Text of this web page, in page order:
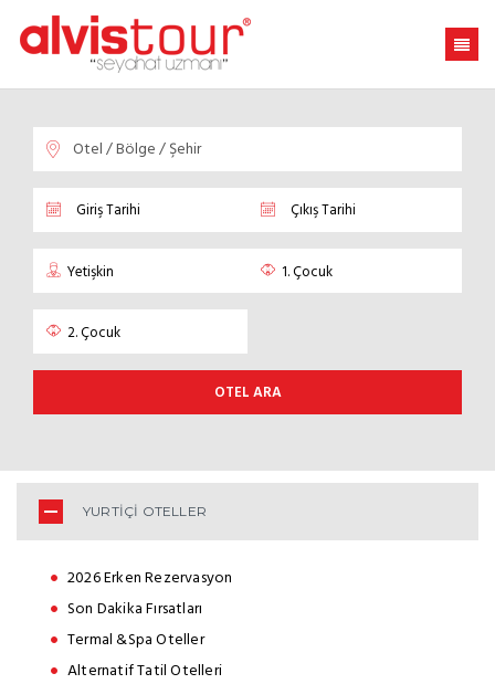
OTEL ARA
YURTİÇİ OTELLER
2026 Erken Rezervasyon
Son Dakika Fırsatları
Termal &Spa Oteller
Alternatif Tatil Otelleri